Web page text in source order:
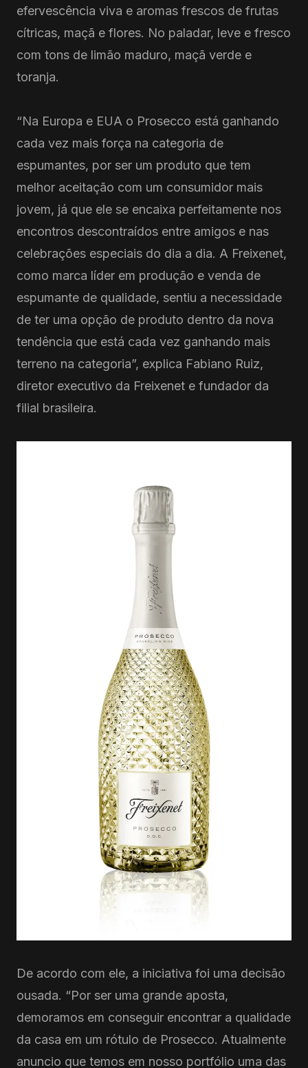
efervescência viva e aromas frescos de frutas
cítricas, maçã e flores. No paladar, leve e fresco
com tons de limão maduro, maçã verde e
toranja.
“Na Europa e EUA o Prosecco está ganhando
cada vez mais força na categoria de
espumantes, por ser um produto que tem
melhor aceitação com um consumidor mais
jovem, já que ele se encaixa perfeitamente nos
encontros descontraídos entre amigos e nas
celebrações especiais do dia a dia. A Freixenet,
como marca líder em produção e venda de
espumante de qualidade, sentiu a necessidade
de ter uma opção de produto dentro da nova
tendência que está cada vez ganhando mais
terreno na categoria”, explica Fabiano Ruiz,
diretor executivo da Freixenet e fundador da
filial brasileira.
De acordo com ele, a iniciativa foi uma decisão
ousada. “Por ser uma grande aposta,
demoramos em conseguir encontrar a qualidade
da casa em um rótulo de Prosecco. Atualmente
anuncio que temos em nosso portfólio uma das